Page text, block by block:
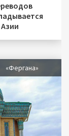
«Фергана»